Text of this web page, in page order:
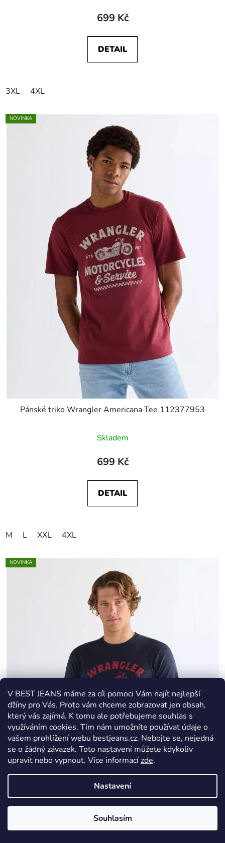
V BEST JEANS máme za cíl pomoci Vám najít nejlepší
džíny pro Vás. Proto vám chceme zobrazovat jen obsah,
který vás zajímá. K tomu ale potřebujeme souhlas s
využíváním cookies. Tím nám umožníte používat údaje o
vašem prohlížení webu bestjeans.cz. Nebojte se, nejedná
se o žádný závazek. Toto nastavení můžete kdykoliv
upravit nebo vypnout. Více informacízde.
Nastavení
Souhlasím
699 Kč
DETAIL
3XL 4XL
NOVINKA
Pánské triko Wrangler Americana Tee 112377953
Skladem
699 Kč
DETAIL
M L XXL 4XL
NOVINKA